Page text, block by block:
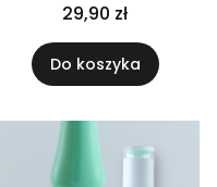
29,90 zł
Do koszyka